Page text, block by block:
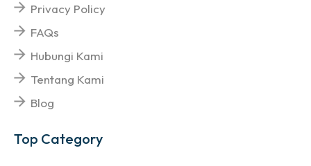
Privacy Policy
FAQs
Hubungi Kami
Tentang Kami
Blog
Top Category